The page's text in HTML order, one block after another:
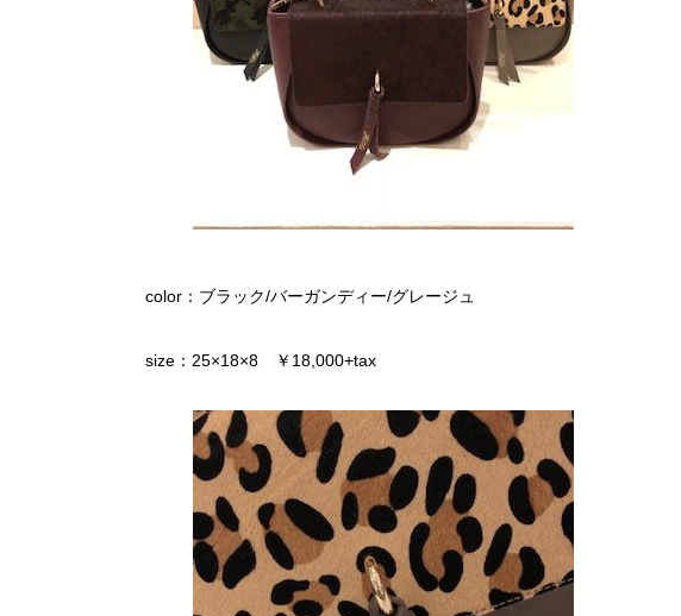
color：ブラック/バーガンディー/グレージュ
size：25×18×8 ￥18,000+tax